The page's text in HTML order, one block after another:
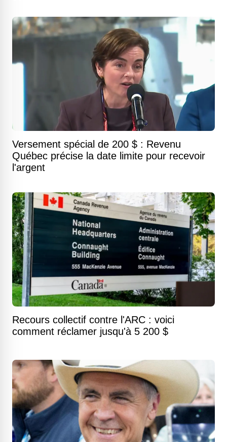
Versement spécial de 200 $ : Revenu
Québec précise la date limite pour recevoir
l'argent
Recours collectif contre l'ARC : voici
comment réclamer jusqu'à 5 200 $